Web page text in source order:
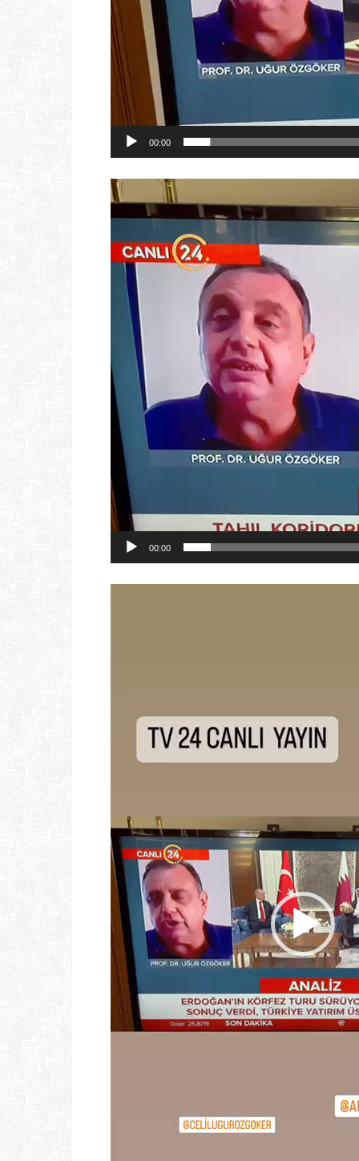
00:00
Video
oynatıcı
00:00